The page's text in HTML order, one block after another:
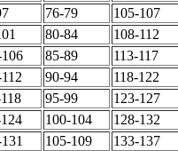
76-79
105-107
80-84
108-112
85-89
113-117
90-94
118-122
95-99
123-127
100-104
128-132
105-109 133-137